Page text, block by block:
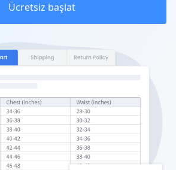
Ücretsiz başlat